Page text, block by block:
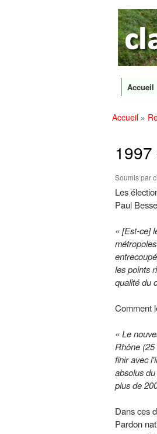
Info
Les
grands
canaux
en
Menu
Accueil
Accueil »
Soumis par
Les
Paul
« [Est-ce]
les points
qualité du
Comment
« Le
Rhône
finir avec
absolus
plus de
Dans ces
Pardon